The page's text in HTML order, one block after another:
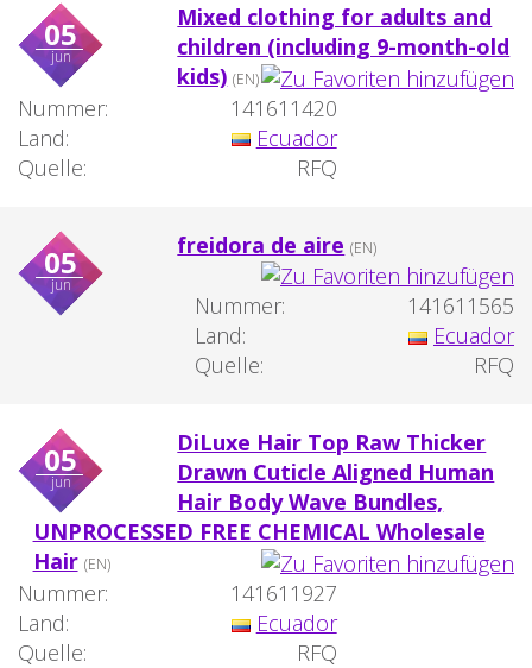
05
jun
Mixed clothing for adults and
children (including 9-month-old
kids) (EN)
Nummer:
141611420
Land:
Ecuador
Quelle:
RFQ
05
jun
freidora de aire (EN)
Nummer:
141611565
Land:
Ecuador
Quelle:
RFQ
05
jun
DiLuxe Hair Top Raw Thicker
Drawn Cuticle Aligned Human
Hair Body Wave Bundles,
UNPROCESSED FREE CHEMICAL Wholesale
Hair (EN)
Nummer:
141611927
Land:
Ecuador
Quelle:
RFQ